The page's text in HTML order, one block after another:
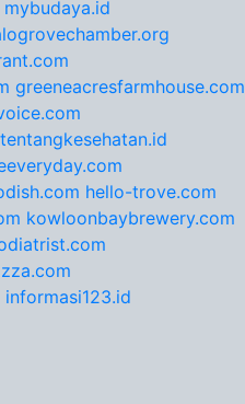
mybudaya.id
greeneacresfarmhouse.com
hello-trove.com
kowloonbaybrewery.com
informasi123.id